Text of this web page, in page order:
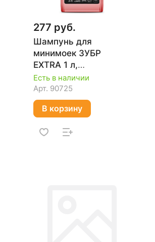
277 руб.
Шампунь для
минимоек ЗУБР
EXTRA 1 л,
универсальный
70650-1
Есть в наличии
Арт. 90725
В корзину